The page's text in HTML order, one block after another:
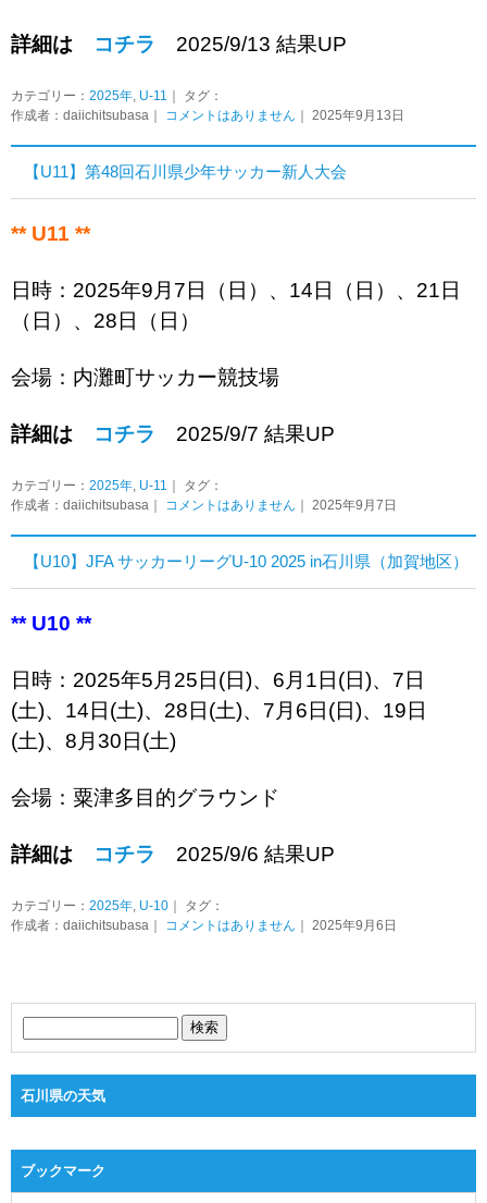
詳細は コチラ 2025/9/13 結果UP
カテゴリー： 2025年, U-11 ｜ タグ：
作成者：daiichitsubasa｜ コメントはありません ｜ 2025年9月13日
【U11】第48回石川県少年サッカー新人大会
** U11 **
日時：2025年9月7日（日）、14日（日）、21日
（日）、28日（日）
会場：内灘町サッカー競技場
詳細は コチラ 2025/9/7 結果UP
カテゴリー： 2025年, U-11 ｜ タグ：
作成者：daiichitsubasa｜ コメントはありません ｜ 2025年9月7日
【U10】JFA サッカーリーグU-10 2025 in石川県（加賀地区）
** U10 **
日時：2025年5月25日(日)、 6月1日(日)、7日
(土)、14日(土)、28日(土)、7月6日(日)、19日
(土)、8月30日(土)
会場：粟津多目的グラウンド
詳細は コチラ 2025/9/6 結果UP
カテゴリー： 2025年, U-10 ｜ タグ：
作成者：daiichitsubasa｜ コメントはありません ｜ 2025年9月6日
石川県の天気
ブックマーク